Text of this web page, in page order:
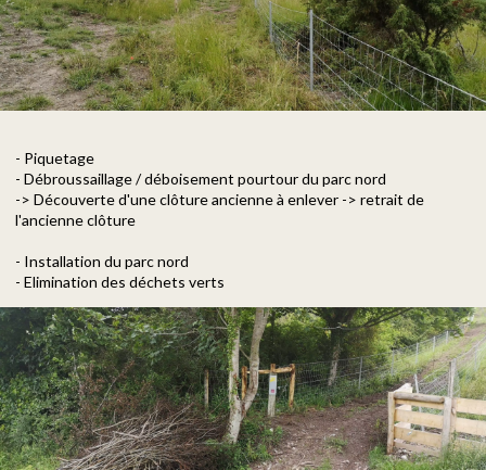
- Piquetage
- Débroussaillage / déboisement pourtour du parc nord
-> Découverte d'une clôture ancienne à enlever -> retrait de
l'ancienne clôture
- Installation du parc nord
- Elimination des déchets verts